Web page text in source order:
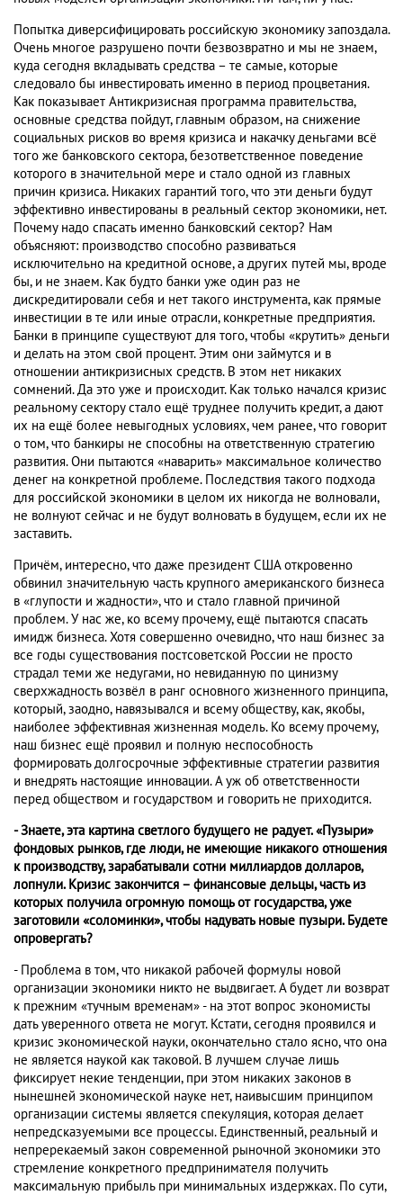
Попытка диверсифицировать российскую экономику запоздала.
Очень многое разрушено почти безвозвратно и мы не знаем,
куда сегодня вкладывать средства – те самые, которые
следовало бы инвестировать именно в период процветания.
Как показывает Антикризисная программа правительства,
основные средства пойдут, главным образом, на снижение
социальных рисков во время кризиса и накачку деньгами всё
того же банковского сектора, безответственное поведение
которого в значительной мере и стало одной из главных
причин кризиса. Никаких гарантий того, что эти деньги будут
эффективно инвестированы в реальный сектор экономики, нет.
Почему надо спасать именно банковский сектор? Нам
объясняют: производство способно развиваться
исключительно на кредитной основе, а других путей мы, вроде
бы, и не знаем. Как будто банки уже один раз не
дискредитировали себя и нет такого инструмента, как прямые
инвестиции в те или иные отрасли, конкретные предприятия.
Банки в принципе существуют для того, чтобы «крутить» деньги
и делать на этом свой процент. Этим они займутся и в
отношении антикризисных средств. В этом нет никаких
сомнений. Да это уже и происходит. Как только начался кризис
реальному сектору стало ещё труднее получить кредит, а дают
их на ещё более невыгодных условиях, чем ранее, что говорит
о том, что банкиры не способны на ответственную стратегию
развития. Они пытаются «наварить» максимальное количество
денег на конкретной проблеме. Последствия такого подхода
для российской экономики в целом их никогда не волновали,
не волнуют сейчас и не будут волновать в будущем, если их не
заставить.
Причём, интересно, что даже президент США откровенно
обвинил значительную часть крупного американского бизнеса
в «глупости и жадности», что и стало главной причиной
проблем. У нас же, ко всему прочему, ещё пытаются спасать
имидж бизнеса. Хотя совершенно очевидно, что наш бизнес за
все годы существования постсоветской России не просто
страдал теми же недугами, но невиданную по цинизму
сверхжадность возвёл в ранг основного жизненного принципа,
который, заодно, навязывался и всему обществу, как, якобы,
наиболее эффективная жизненная модель. Ко всему прочему,
наш бизнес ещё проявил и полную неспособность
формировать долгосрочные эффективные стратегии развития
и внедрять настоящие инновации. А уж об ответственности
перед обществом и государством и говорить не приходится.
- Знаете, эта картина светлого будущего не радует. «Пузыри»
фондовых рынков, где люди, не имеющие никакого отношения
к производству, зарабатывали сотни миллиардов долларов,
лопнули. Кризис закончится – финансовые дельцы, часть из
которых получила огромную помощь от государства, уже
заготовили «соломинки», чтобы надувать новые пузыри. Будете
опровергать?
- Проблема в том, что никакой рабочей формулы новой
организации экономики никто не выдвигает. А будет ли возврат
к прежним «тучным временам» - на этот вопрос экономисты
дать уверенного ответа не могут. Кстати, сегодня проявился и
кризис экономической науки, окончательно стало ясно, что она
не является наукой как таковой. В лучшем случае лишь
фиксирует некие тенденции, при этом никаких законов в
нынешней экономической науке нет, наивысшим принципом
организации системы является спекуляция, которая делает
непредсказуемыми все процессы. Единственный, реальный и
непререкаемый закон современной рыночной экономики это
стремление конкретного предпринимателя получить
максимальную прибыль при минимальных издержках. По сути,